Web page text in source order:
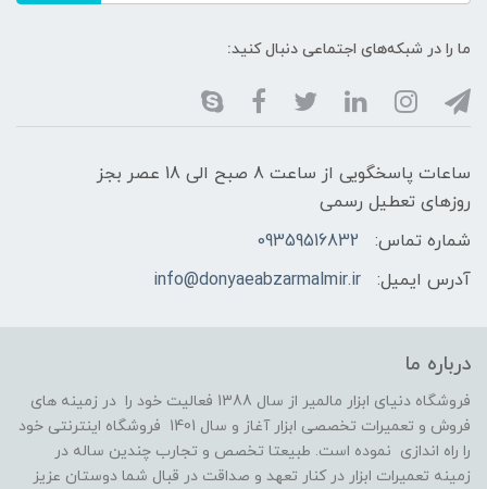
ما را در شبکه‌های اجتماعی دنبال کنید:
ساعات پاسخگویی از ساعت 8 صبح الی 18 عصر بجز
روزهای تعطیل رسمی
شماره تماس:
09359516832
آدرس ایمیل:
info@donyaeabzarmalmir.ir
درباره ما
فروشگاه دنیای ابزار مالمیر از سال 1388 فعالیت خود را در زمینه های
فروش و تعمیرات تخصصی ابزار آغاز و سال 1401 فروشگاه اینترنتی خود
را راه اندازی نموده است. طبیعتا تخصص و تجارب چندین ساله در
زمینه تعمیرات ابزار در کنار تعهد و صداقت در قبال شما دوستان عزیز